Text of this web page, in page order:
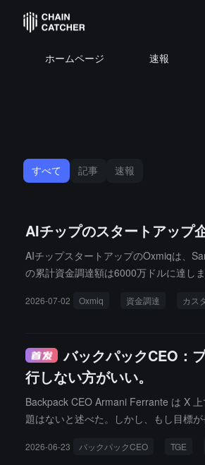
ホームページ 速報
すべて 記事 速報
AIチップのスタートアッ
AIチップスタートアップのOxmiqは、
の累計資金調達額は6000万ドルに達し
に進出し、Broadcom、Marvell、
2026-07-02 Oxmiq 資金調達 カス
バックパックCEO：
行しない方がいい。
Backpack CEO Armani Ferrante は X
題はないと述べた。しかし、もし目標
もので、後者はすべての TGE を遅らせ
2026-06-23 バックパックCEO TGE